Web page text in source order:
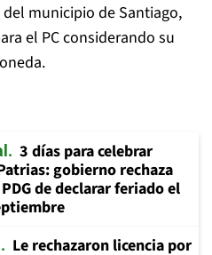
municipio de Santiago,
el PC considerando su
3 días para celebrar
gobierno rechaza
de declarar feriado el
Le rechazaron licencia por